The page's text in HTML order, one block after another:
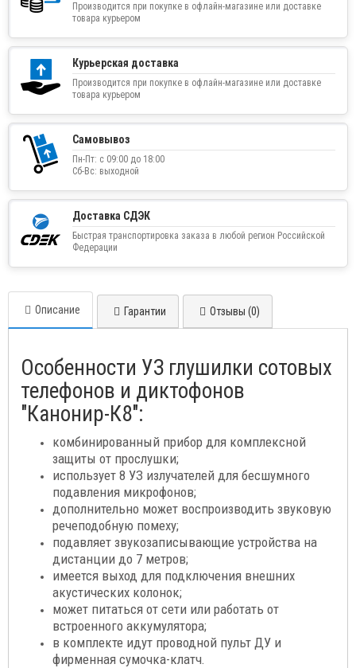
Производится при покупке в офлайн-магазине или доставке
товара курьером
Курьерская доставка
Производится при покупке в офлайн-магазине или доставке
товара курьером
Самовывоз
Пн-Пт: с 09:00 до 18:00
Сб-Вс: выходной
Доставка СДЭК
Быстрая транспортировка заказа в любой регион Российской
Федерации
Описание Гарантии Отзывы (0)
Особенности УЗ глушилки сотовых
телефонов и диктофонов
"Канонир-К8":
комбинированный прибор для комплексной
защиты от прослушки;
использует 8 УЗ излучателей для бесшумного
подавления микрофонов;
дополнительно может воспроизводить звуковую
речеподобную помеху;
подавляет звукозаписывающие устройства на
дистанции до 7 метров;
имеется выход для подключения внешних
акустических колонок;
может питаться от сети или работать от
встроенного аккумулятора;
в комплекте идут проводной пульт ДУ и
фирменная сумочка-клатч.